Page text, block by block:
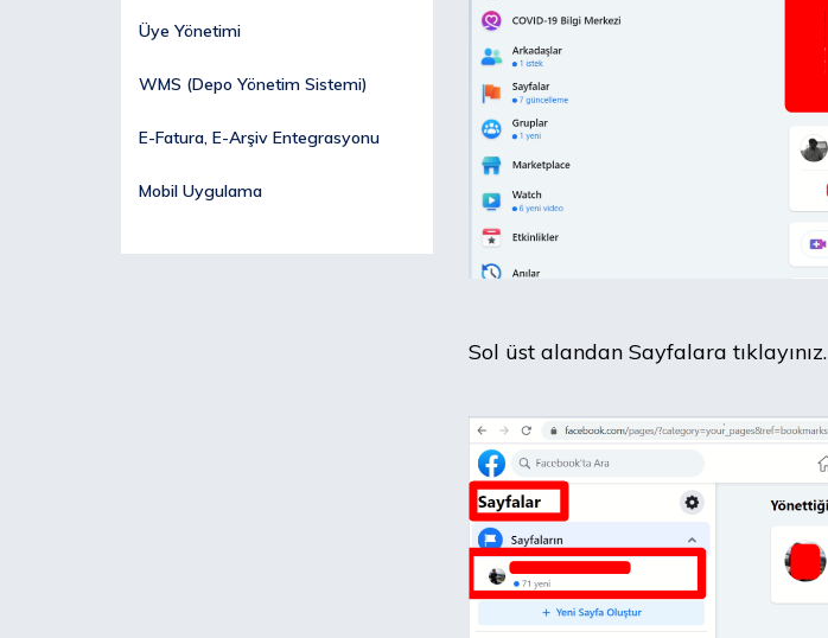
Üye Yönetimi
WMS (Depo Yönetim Sistemi)
E-Fatura, E-Arşiv Entegrasyonu
Mobil Uygulama
Sol üst alandan Sayfalara tıklayınız.